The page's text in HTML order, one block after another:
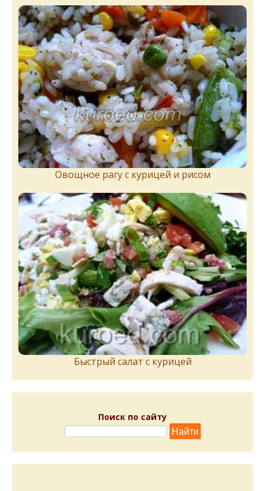
Овощное рагу с курицей и рисом
Быстрый салат с курицей
Поиск по сайту